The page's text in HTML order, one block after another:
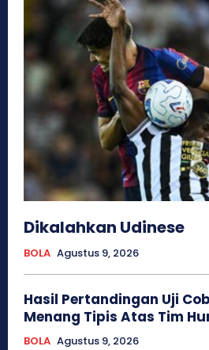
Dikalahkan Udinese
BOLA Agustus 9, 2026
Hasil Pertandingan Uji
Menang Tipis Atas Tim
BOLA Agustus 9, 2026